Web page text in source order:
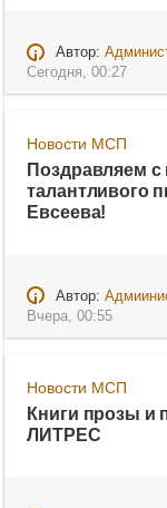
Автор:
Сегодня, 00:27
Новости МСП
Поздравляем
талантливого
Евсеева!
Автор:
Вчера, 00:55
Новости МСП
Книги прозы и
ЛИТРЕС